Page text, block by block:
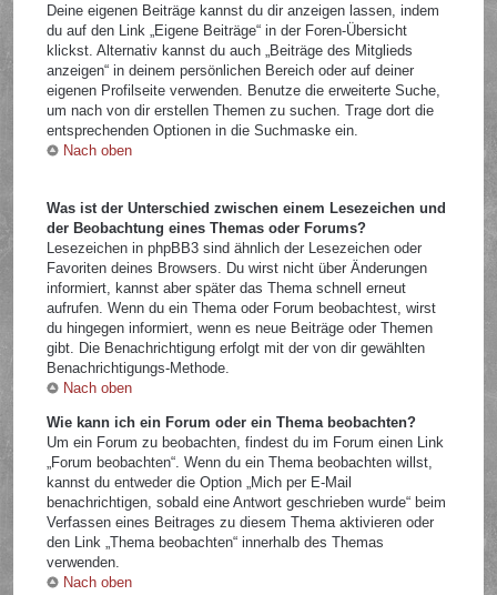
Deine eigenen Beiträge kannst du dir anzeigen lassen, indem
du auf den Link „Eigene Beiträge“ in der Foren-Übersicht
klickst. Alternativ kannst du auch „Beiträge des Mitglieds
anzeigen“ in deinem persönlichen Bereich oder auf deiner
eigenen Profilseite verwenden. Benutze die erweiterte Suche,
um nach von dir erstellen Themen zu suchen. Trage dort die
entsprechenden Optionen in die Suchmaske ein.
Nach oben
Was ist der Unterschied zwischen einem Lesezeichen und
der Beobachtung eines Themas oder Forums?
Lesezeichen in phpBB3 sind ähnlich der Lesezeichen oder
Favoriten deines Browsers. Du wirst nicht über Änderungen
informiert, kannst aber später das Thema schnell erneut
aufrufen. Wenn du ein Thema oder Forum beobachtest, wirst
du hingegen informiert, wenn es neue Beiträge oder Themen
gibt. Die Benachrichtigung erfolgt mit der von dir gewählten
Benachrichtigungs-Methode.
Nach oben
Wie kann ich ein Forum oder ein Thema beobachten?
Um ein Forum zu beobachten, findest du im Forum einen Link
„Forum beobachten“. Wenn du ein Thema beobachten willst,
kannst du entweder die Option „Mich per E-Mail
benachrichtigen, sobald eine Antwort geschrieben wurde“ beim
Verfassen eines Beitrages zu diesem Thema aktivieren oder
den Link „Thema beobachten“ innerhalb des Themas
verwenden.
Nach oben